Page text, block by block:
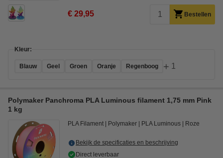
€ 29,95 Bestellen
Kleur:
Blauw Geel Groen Oranje Regenboog + 1
Polymaker Panchroma PLA Luminous filament 1,75 mm Pink
1 kg
PLA Filament Polymaker PLA Luminous Roze
Bekijk de specificaties en beschrijving
Direct leverbaar